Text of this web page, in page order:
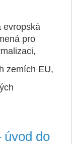
evropská
pro
zemích EU,
do